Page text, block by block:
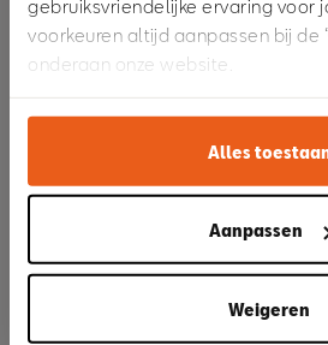
gebruiksvriendelijke ervaring voor
voorkeuren altijd aanpassen bij de
onderaan onze website.
Alles
Aanpassen
Weigeren